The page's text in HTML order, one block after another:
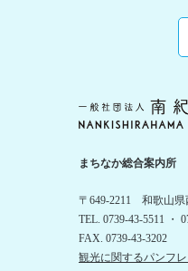
まちなか総合案内所
〒649-2211 和歌山県
TEL. 0739-43-5511 ・
FAX. 0739-43-3202
観光に関するパンフ